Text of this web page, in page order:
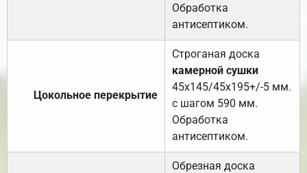
Обработка
антисептиком.
Цокольное перекрытие
Строганая доска
камерной сушки
45х145/45х195+/-5 мм.
с шагом 590 мм.
Обработка
антисептиком.
Обрезная доска